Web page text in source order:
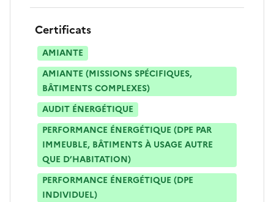
Certificats
AMIANTE
AMIANTE (MISSIONS SPÉCIFIQUES,
BÂTIMENTS COMPLEXES)
AUDIT ÉNERGÉTIQUE
PERFORMANCE ÉNERGÉTIQUE (DPE PAR
IMMEUBLE, BÂTIMENTS À USAGE AUTRE
QUE D’HABITATION)
PERFORMANCE ÉNERGÉTIQUE (DPE
INDIVIDUEL)